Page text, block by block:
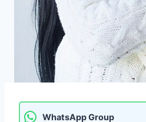
WhatsApp Group